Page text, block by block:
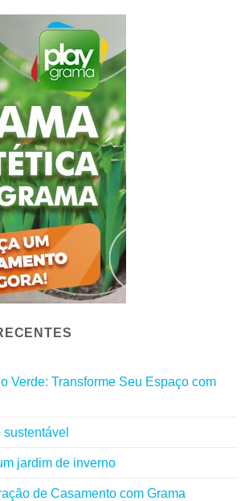
Verde: Transforme Seu Espaço com
jardim de inverno
de Casamento com Grama